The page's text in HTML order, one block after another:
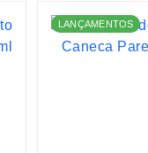
LANÇAMENTOS